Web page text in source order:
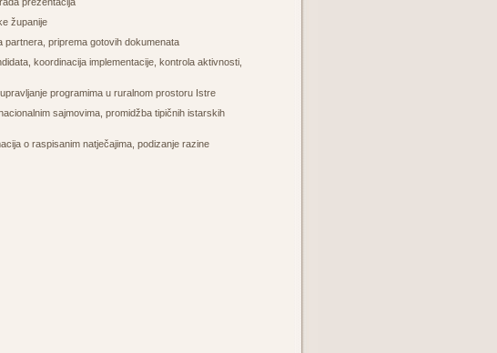
županije
partnera, priprema gotovih dokumenata
koordinacija implementacije, kontrola aktivnosti,
programima u ruralnom prostoru Istre
sajmovima, promidžba tipičnih istarskih
o raspisanim natječajima, podizanje razine